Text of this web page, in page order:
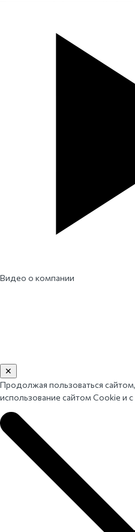
Видео о компании
✕
Продолжая пользоваться
использование сайтом Cookie и с